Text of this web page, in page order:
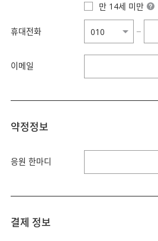
만 14세 미만
휴대전화 −
이메일
약정정보
응원 한마디
결제 정보